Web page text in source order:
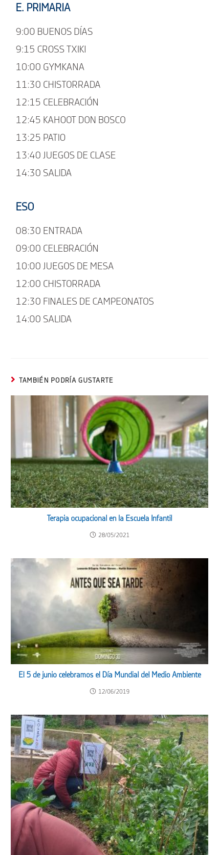
E. PRIMARIA
9:00 BUENOS DÍAS
9:15 CROSS TXIKI
10:00 GYMKANA
11:30 CHISTORRADA
12:15 CELEBRACIÓN
12:45 KAHOOT DON BOSCO
13:25 PATIO
13:40 JUEGOS DE CLASE
14:30 SALIDA
ESO
08:30 ENTRADA
09:00 CELEBRACIÓN
10:00 JUEGOS DE MESA
12:00 CHISTORRADA
12:30 FINALES DE CAMPEONATOS
14:00 SALIDA
TAMBIÉN PODRÍA GUSTARTE
Terapia ocupacional en la Escuela Infantil
28/05/2021
El 5 de junio celebramos el Día Mundial del Medio Ambiente
12/06/2019